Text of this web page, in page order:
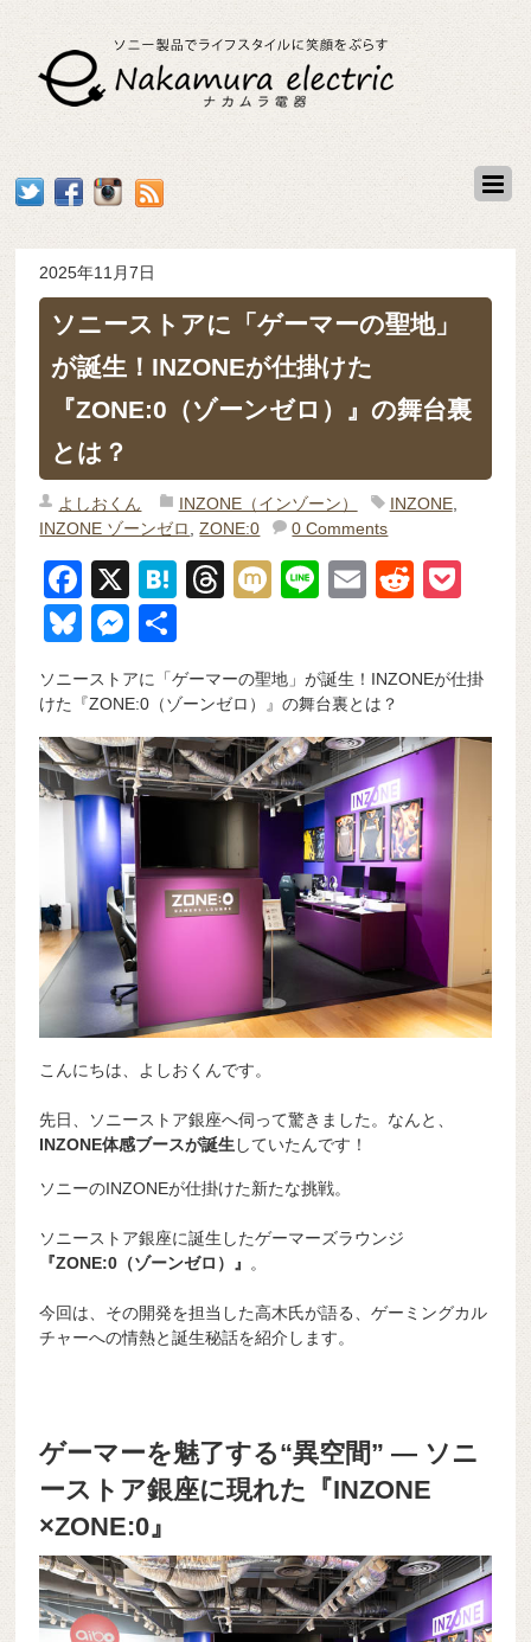
2025年11月7日
ソニーストアに「ゲーマーの聖地」
が誕生！INZONEが仕掛けた
『ZONE:0（ゾーンゼロ）』の舞台裏
とは？
よしおくん INZONE（インゾーン） INZONE,
INZONE ゾーンゼロ
,ZONE:0 0 Comments
F
a
c
e
b
o
o
k
X
H
n
a
T
a
d
s
M
Li
E
R
di
t
et
Bl
e
sk
y
M
ss
e
n
g
er
有
ソニーストアに「ゲーマーの聖地」が誕生！INZONEが仕掛
けた『ZONE:0（ゾーンゼロ）』の舞台裏とは？
こんにちは、よしおくんです。
先日、ソニーストア銀座へ伺って驚きました。なんと、
INZONE体感ブースが誕生 していたんです！
ソニーのINZONEが仕掛けた新たな挑戦。
ソニーストア銀座に誕生したゲーマーズラウンジ
『ZONE:0（ゾーンゼロ）』 。
今回は、その開発を担当した高木氏が語る、ゲーミングカル
チャーへの情熱と誕生秘話を紹介します。
ゲーマーを魅了する“異空間” ― ソニ
ーストア銀座に現れた『INZONE
×ZONE:0』